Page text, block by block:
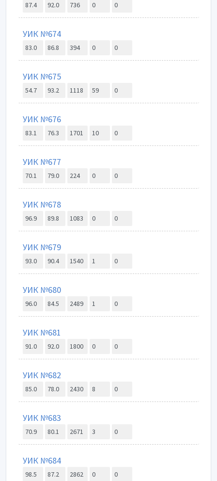
87.4 92.0 736 0 0
УИК №674
83.0 86.8 394 0 0
УИК №675
54.7 93.2 1118 59 0
УИК №676
83.1 76.3 1701 10 0
УИК №677
70.1 79.0 224 0 0
УИК №678
96.9 89.8 1083 0 0
УИК №679
93.0 90.4 1540 1 0
УИК №680
96.0 84.5 2489 1 0
УИК №681
91.0 92.0 1800 0 0
УИК №682
85.0 78.0 2430 8 0
УИК №683
70.9 80.1 2671 3 0
УИК №684
98.5 87.2 2862 0 0